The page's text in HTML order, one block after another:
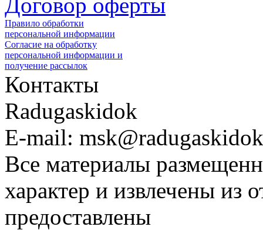
Правило обработки
персональной информации
Согласие на обработку
персональной информации и
получение рассылок
Контакты
Radugaskidok
E-mail:
Все материалы
характер и извлечены из
предоставлены